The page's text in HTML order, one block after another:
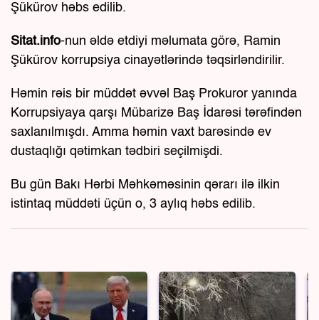
Şükürov həbs edilib.
Sitat.info-nun əldə etdiyi məlumata görə, Ramin
Şükürov korrupsiya cinayətlərində təqsirləndirilir.
Həmin rəis bir müddət əvvəl Baş Prokuror yanında
Korrupsiyaya qarşı Mübarizə Baş İdarəsi tərəfindən
saxlanılmışdı. Amma həmin vaxt barəsində ev
dustaqlığı qətimkan tədbiri seçilmişdi.
Bu gün Bakı Hərbi Məhkəməsinin qərarı ilə ilkin
istintaq müddəti üçün o, 3 aylıq həbs edilib.